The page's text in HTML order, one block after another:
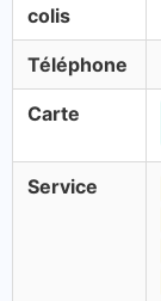
colis
Téléphone
Carte
Service